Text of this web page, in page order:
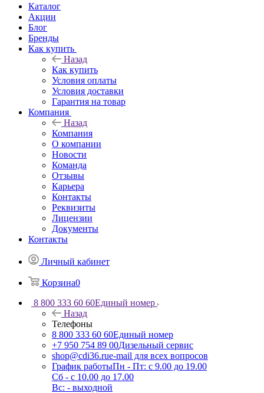
Каталог
Акции
Блог
Бренды
Как купить
Назад
Как купить
Условия оплаты
Условия доставки
Гарантия на товар
Компания
Назад
Компания
О компании
Новости
Команда
Отзывы
Карьера
Контакты
Реквизиты
Лицензии
Документы
Контакты
Личный кабинет
Корзина0
8 800 333 60 60Единый номер
Назад
Телефоны
8 800 333 60 60Единый номер
+7 950 754 89 00Дизельный сервис
shop@cdi36.rue-mail для всех вопросов
График работыПн - Пт: с 9.00 до 19.00
Сб - с 10.00 до 17.00
Вс: - выходной